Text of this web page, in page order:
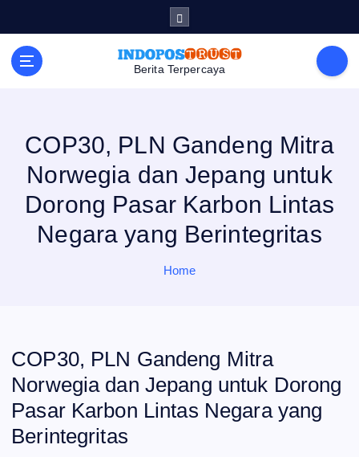
i
Berita Terpercaya
COP30, PLN Gandeng Mitra
Norwegia dan Jepang untuk
Dorong Pasar Karbon Lintas
Negara yang Berintegritas
Home
COP30, PLN Gandeng Mitra
Norwegia dan Jepang untuk Dorong
Pasar Karbon Lintas Negara yang
Berintegritas